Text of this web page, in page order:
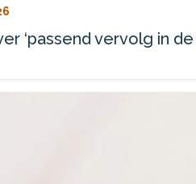
‘passend vervolg in